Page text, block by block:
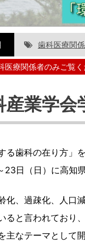
歯科医療関
医療関係者のみご覧く
産業学
る歯科の在り方
23日（日）に高知
化、過疎化、人口
ると言われており
主なテーマとして